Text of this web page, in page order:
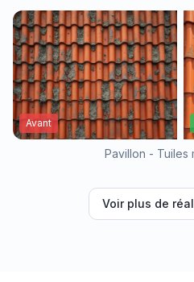
Avant
Pavillon - Tuiles
Voir plus de